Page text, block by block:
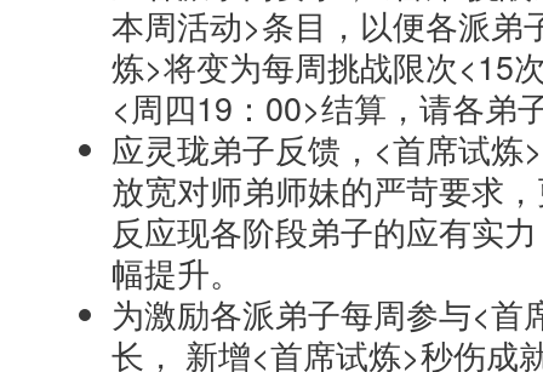
本周活动>条目，以便各派弟
炼>将变为每周挑战限次<15
<周四19：00>结算，请各弟
应灵珑弟子反馈，<首席试炼
放宽对师弟师妹的严苛要求
反应现各阶段弟子的应有实
幅提升。
为激励各派弟子每周参与<首
长， 新增<首席试炼>秒伤成